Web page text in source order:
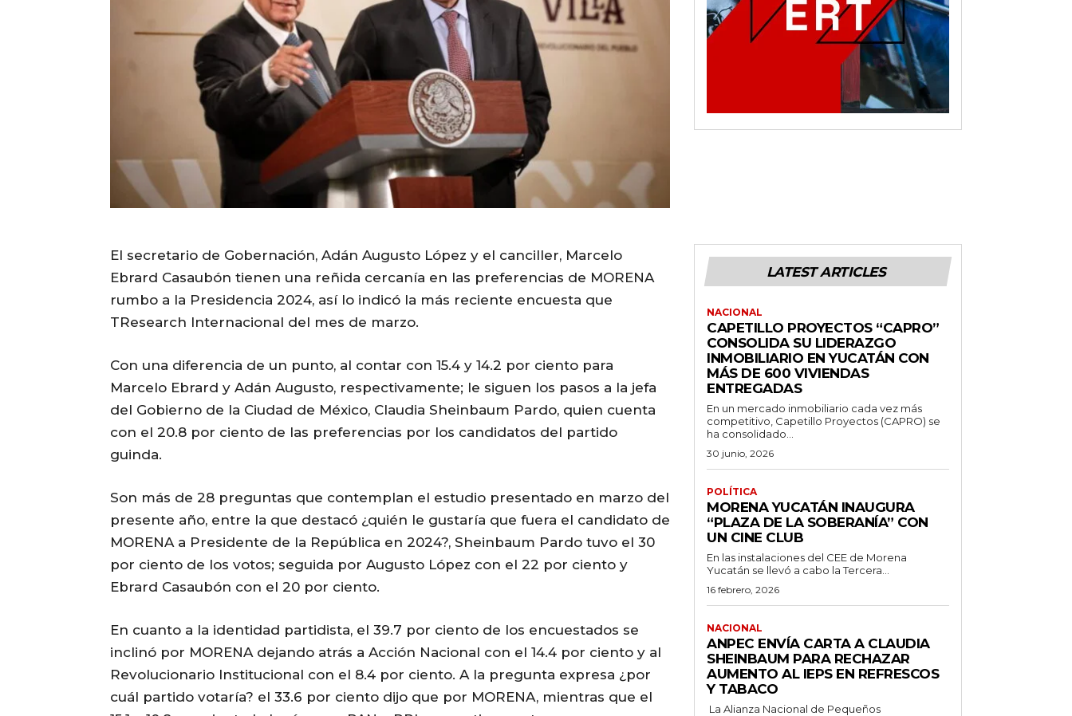
El secretario de Gobernación, Adán Augusto López y el canciller, Marcelo
Ebrard Casaubón tienen una reñida cercanía en las preferencias de MORENA
rumbo a la Presidencia 2024, así lo indicó la más reciente encuesta que
TResearch Internacional del mes de marzo.
Con una diferencia de un punto, al contar con 15.4 y 14.2 por ciento para
Marcelo Ebrard y Adán Augusto, respectivamente; le siguen los pasos a la jefa
del Gobierno de la Ciudad de México, Claudia Sheinbaum Pardo, quien cuenta
con el 20.8 por ciento de las preferencias por los candidatos del partido
guinda.
Son más de 28 preguntas que contemplan el estudio presentado en marzo del
presente año, entre la que destacó ¿quién le gustaría que fuera el candidato de
MORENA a Presidente de la República en 2024?, Sheinbaum Pardo tuvo el 30
por ciento de los votos; seguida por Augusto López con el 22 por ciento y
Ebrard Casaubón con el 20 por ciento.
En cuanto a la identidad partidista, el 39.7 por ciento de los encuestados se
inclinó por MORENA dejando atrás a Acción Nacional con el 14.4 por ciento y al
Revolucionario Institucional con el 8.4 por ciento. A la pregunta expresa ¿por
cuál partido votaría? el 33.6 por ciento dijo que por MORENA, mientras que el
LATEST ARTICLES
NACIONAL
CAPETILLO PROYECTOS “CAPRO”
CONSOLIDA SU LIDERAZGO
INMOBILIARIO EN YUCATÁN CON
MÁS DE 600 VIVIENDAS
ENTREGADAS
En un mercado inmobiliario cada vez más
competitivo, Capetillo Proyectos (CAPRO) se
ha consolidado...
30 junio, 2026
POLÍTICA
MORENA YUCATÁN INAUGURA
“PLAZA DE LA SOBERANÍA” CON
UN CINE CLUB
En las instalaciones del CEE de Morena
Yucatán se llevó a cabo la Tercera...
16 febrero, 2026
NACIONAL
ANPEC ENVÍA CARTA A CLAUDIA
SHEINBAUM PARA RECHAZAR
AUMENTO AL IEPS EN REFRESCOS
Y TABACO
La Alianza Nacional de Pequeños